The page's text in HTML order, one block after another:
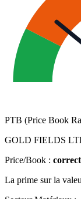
PTB (Price Book
GOLD FIELDS
Price/Book : correct
La prime sur la